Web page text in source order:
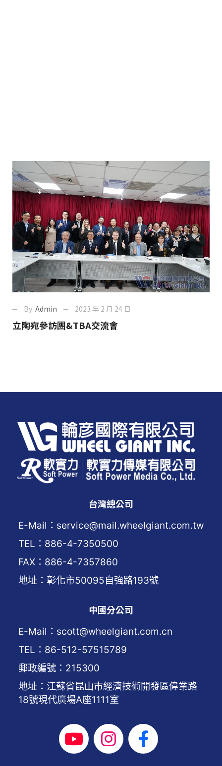
By: Admin 2023 年 2 月 24 日
立陶宛參訪團&TBA交流會
台灣總公司
E-Mail：service@mail.wheelgiant.com.tw
TEL：886-4-7350500
FAX：886-4-7357860
地址：彰化市50095自強路193號
中國分公司
E-Mail：scott@wheelgiant.com.cn
TEL：86-512-57515789
郵政編號：215300
地址：江蘇省昆山市經濟技術開發區偉業路
18號現代廣場A座1111室